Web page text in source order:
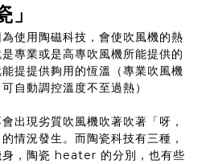
使用陶磁科技，會使吹風機的熱
專業或是高專吹風機所能提供的
提提供夠用的恆溫（專業吹風機
自動調控溫度不至過熱）
出現劣質吹風機吹著吹著「呀，
情況發生。而陶瓷科技有三種，
身，陶瓷 heater 的分別，也有些